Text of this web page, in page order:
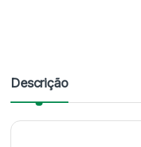
Descrição